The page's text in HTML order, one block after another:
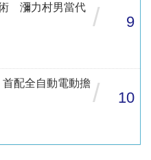
瀰力村男當代
/ 9
配全自動電動擔 / 10